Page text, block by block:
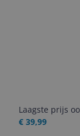
Laagste prijs
€ 39,99